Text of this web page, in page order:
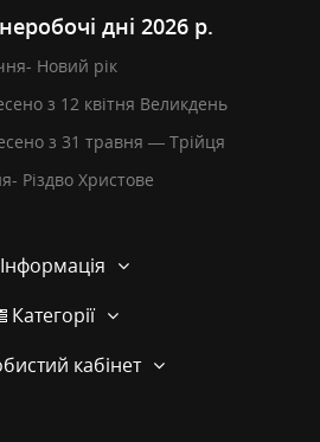
дні 2026 р.
Новий рік
з 12 квітня Великдень
з 31 травня — Трійця
Різдво Христове
Категорії
кабінет